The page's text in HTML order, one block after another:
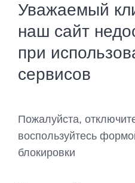
Уважаемый
наш сайт
при
сервисов
Пожалуйста,
воспользуйтесь
блокировки